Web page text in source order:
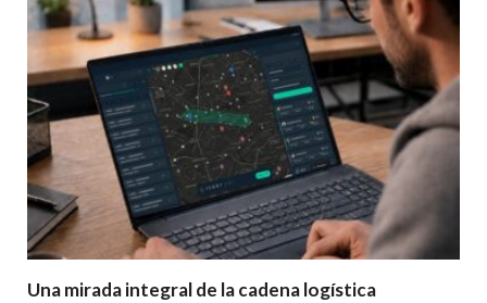
Una mirada integral de la cadena logística